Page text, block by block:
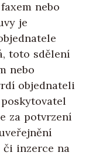
nebo
je
toto sdělení
nebo
objednateli
za potvrzení
inzerce na